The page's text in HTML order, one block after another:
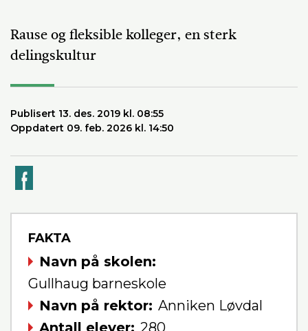
Rause og fleksible kolleger, en sterk
delingskultur
Publisert 13. des. 2019 kl. 08:55
Oppdatert 09. feb. 2026 kl. 14:50
FAKTA
Navn på skolen
Gullhaug barneskole
Navn på rektor Anniken Løvdal
Antall elever
280